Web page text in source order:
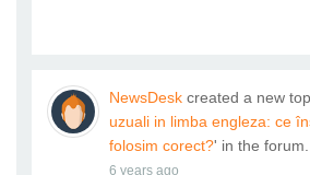
NewsDeskcreated a new
uzuali in limba engleza: ce
folosim corect?' in the forum.
6 years ago